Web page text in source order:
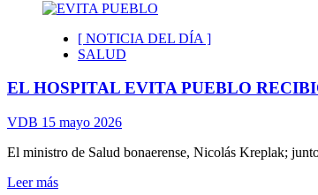
sobre
SOCIEDAD
DE
SANTA
CELEBRÓ
40°
[ NOTICIA DEL DÍA ]
SALUD
EL HOSPITAL EVITA PUEBLO
VDB 15 mayo 2026
El ministro de Salud bonaerense, Nicolás Kreplak;
Leer másLeer